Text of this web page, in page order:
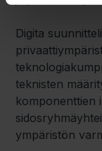
Digita
teknisten
komponenttien
ympäristön